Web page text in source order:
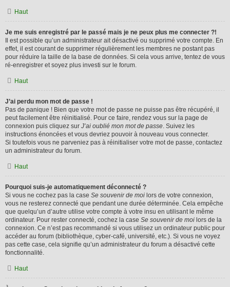
Haut
Je me suis enregistré par le passé mais je ne peux plus me connecter ?!
Il est possible qu’un administrateur ait désactivé ou supprimé votre compte. En
effet, il est courant de supprimer régulièrement les membres ne postant pas
pour réduire la taille de la base de données. Si cela vous arrive, tentez de vous
ré-enregistrer et soyez plus investi sur le forum.
Haut
J’ai perdu mon mot de passe !
Pas de panique ! Bien que votre mot de passe ne puisse pas être récupéré, il
peut facilement être réinitialisé. Pour ce faire, rendez vous sur la page de
connexion puis cliquez sur J’ai oublié mon mot de passe. Suivez les
instructions énoncées et vous devriez pouvoir à nouveau vous connecter.
Si toutefois vous ne parveniez pas à réinitialiser votre mot de passe, contactez
un administrateur du forum.
Haut
Pourquoi suis-je automatiquement déconnecté ?
Si vous ne cochez pas la case Se souvenir de moi lors de votre connexion,
vous ne resterez connecté que pendant une durée déterminée. Cela empêche
que quelqu’un d’autre utilise votre compte à votre insu en utilisant le même
ordinateur. Pour rester connecté, cochez la case Se souvenir de moi lors de la
connexion. Ce n’est pas recommandé si vous utilisez un ordinateur public pour
accéder au forum (bibliothèque, cyber-café, université, etc.). Si vous ne voyez
pas cette case, cela signifie qu’un administrateur du forum a désactivé cette
fonctionnalité.
Haut